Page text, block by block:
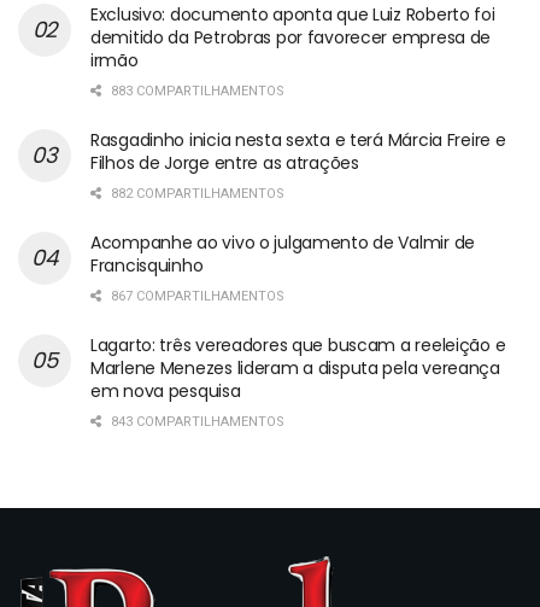
Exclusivo: documento aponta que Luiz Roberto foi
demitido da Petrobras por favorecer empresa de
irmão
883 COMPARTILHAMENTOS
Rasgadinho inicia nesta sexta e terá Márcia Freire e
Filhos de Jorge entre as atrações
882 COMPARTILHAMENTOS
Acompanhe ao vivo o julgamento de Valmir de
Francisquinho
867 COMPARTILHAMENTOS
Lagarto: três vereadores que buscam a reeleição e
Marlene Menezes lideram a disputa pela vereança
em nova pesquisa
843 COMPARTILHAMENTOS